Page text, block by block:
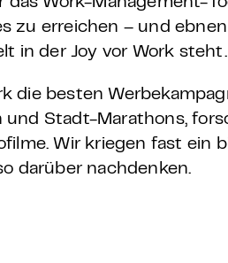
Work-Management-
zu erreichen – und
in der Joy vor Work steht.
die besten
Stadt-Marathons,
Wir kriegen fast ein
darüber nachdenken.